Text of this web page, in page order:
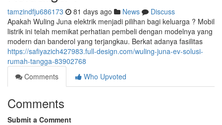
tamzindfju686173 81 days ago News
Discuss
Apakah Wuling Juna elektrik menjadi pilihan bagi keluarga ? Mobil
listrik ini telah memikat perhatian pembeli dengan modelnya yang
modern dan banderol yang terjangkau. Berkat adanya fasilitas
https://safiyazich427983.full-design.com/wuling-juna-ev-solusi-
rumah-tangga-83902768
Comments
Who Upvoted
Comments
Submit a Comment